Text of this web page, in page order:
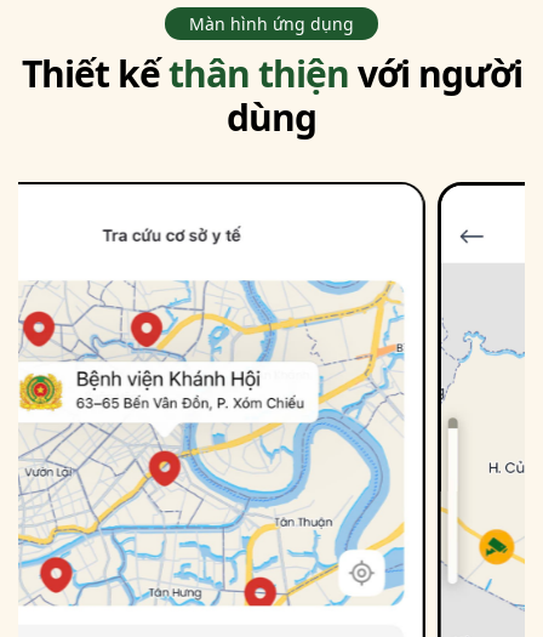
Màn hình ứng dụng
Thiết kếthân thiệnvới người
dùng